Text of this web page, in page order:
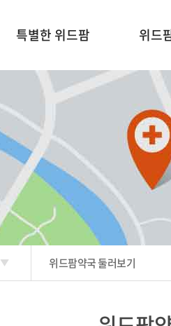
특별한 위드팜
왜 위드팜인가
위드팜 약국매뉴얼
위드팜 교육
위드팜 CS
가입안내
위드
회사소개
- 대표이사
- 브랜드 스
- 연혁
- 조직도
- 오시는 길
경영 철학
위드팜약국 둘러보기